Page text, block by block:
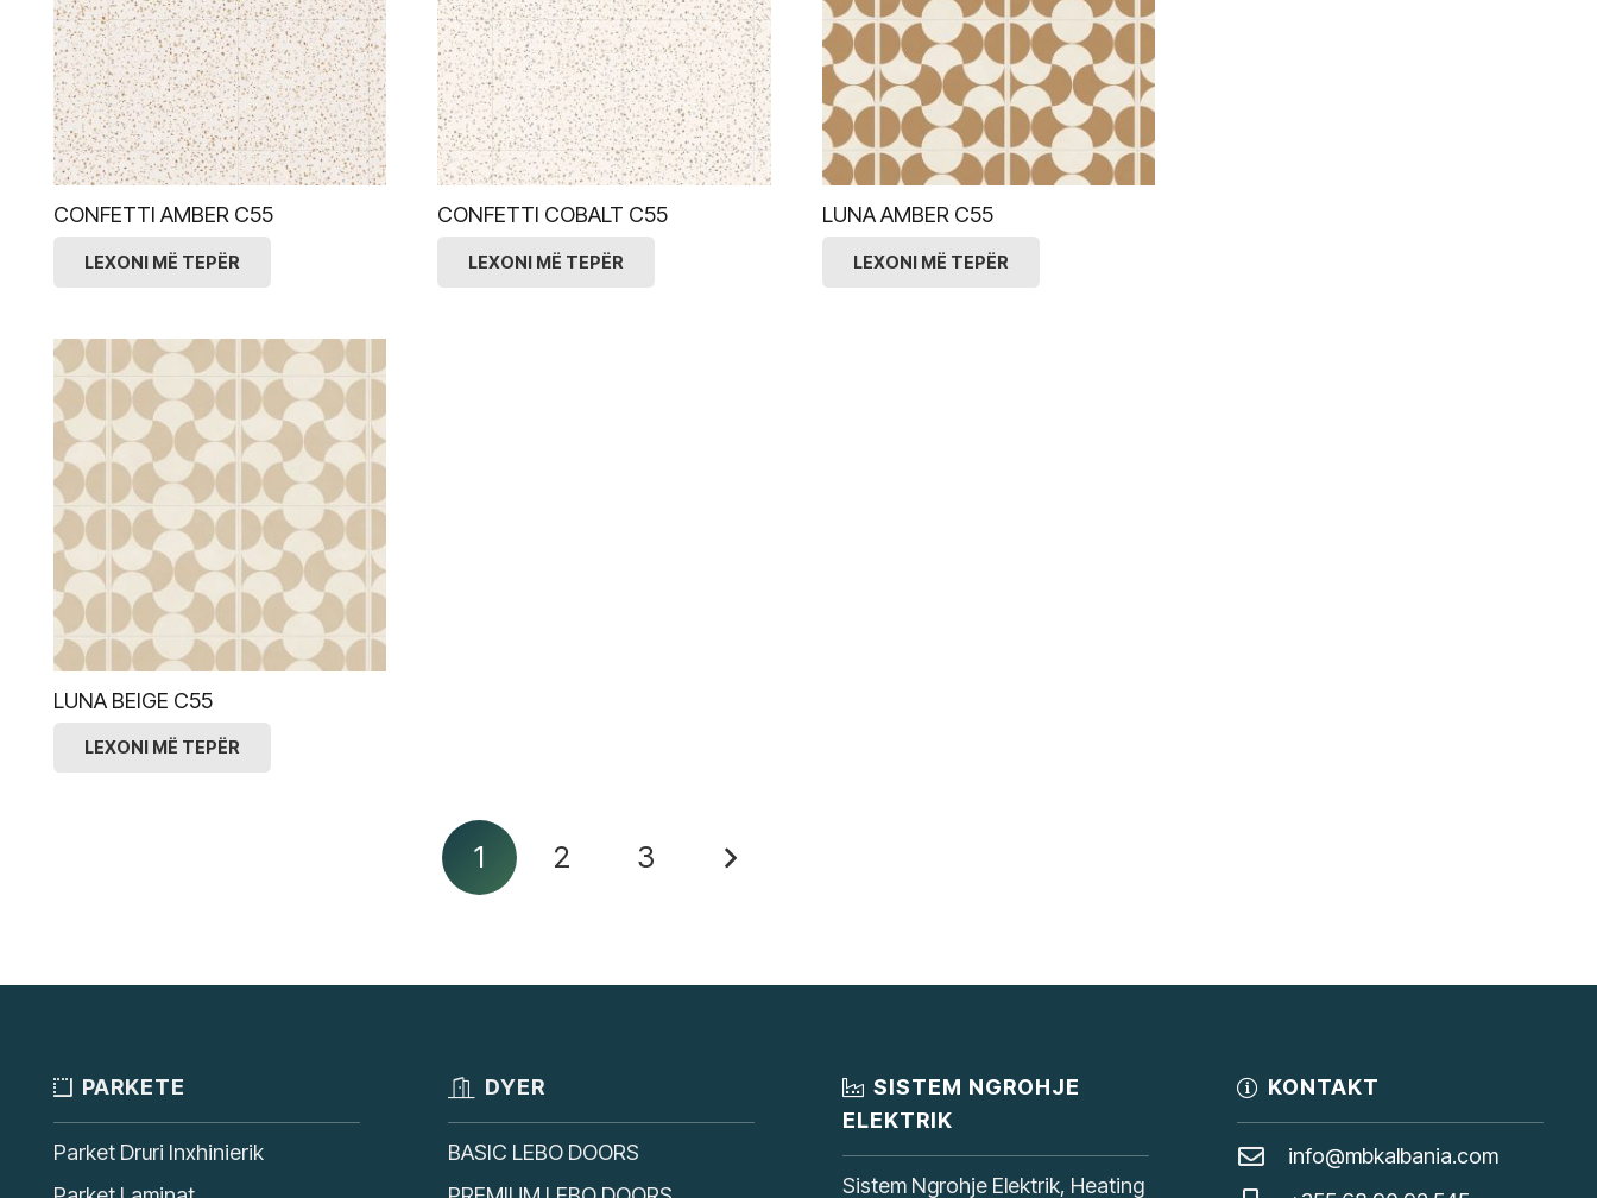
CONFETTI AMBER C55
LEXONI MË TEPËR
CONFETTI COBALT C55
LEXONI MË TEPËR
LUNA AMBER C55
LEXONI MË TEPËR
LUNA BEIGE C55
LEXONI MË TEPËR
1 2 3
PARKETE
Parket Druri Inxhinierik
DYER
BASIC LEBO DOORS
SISTEM NGROHJE
ELEKTRIK
Sistem Ngrohje Elektrik, Heating
KONTAKT
info@mbkalbania.com